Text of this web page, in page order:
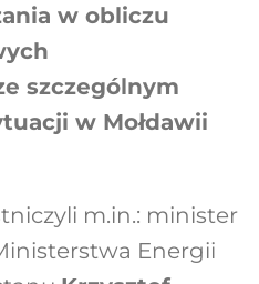
w obliczu
szczególnym
w Mołdawii
m.in.: minister
Energii